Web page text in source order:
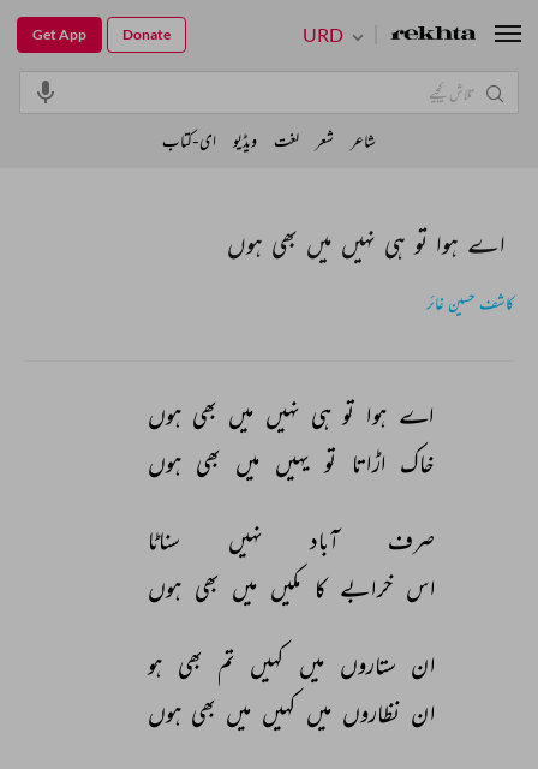
اے ہوا تو ہی نہیں میں بھی ہوں
کاشف حسین غائر
اے ہوا تو ہی نہیں میں بھی ہوں
خاک اڑاتا تو یہیں میں بھی ہوں
صرف آباد نہیں
سناٹا
اس خرابے کا مکیں میں بھی ہوں
ان ستاروں میں کہیں تم بھی ہو
ان نظاروں میں کہیں میں بھی ہوں
URD
Get App Donate
شاعر شعر لغت ویڈیو ای-کتاب